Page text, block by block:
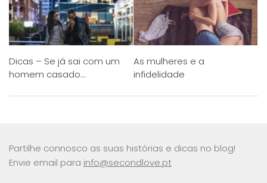
Dicas – Se já sai com um
homem casado…
As mulheres e a
infidelidade
Partilhe connosco as suas histórias e dicas no blog!
Envie email para info@secondlove.pt